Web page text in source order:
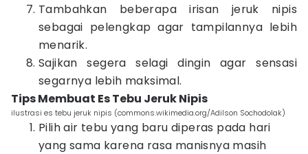
Tambahkan beberapa irisan jeruk nipis
sebagai pelengkap agar tampilannya lebih
menarik.
Sajikan segera selagi dingin agar sensasi
segarnya lebih maksimal.
Tips Membuat Es Tebu Jeruk Nipis
ilustrasi es tebu jeruk nipis (commons.wikimedia.org/Adilson Sochodolak)
Pilih air tebu yang baru diperas pada hari
yang sama karena rasa manisnya masih